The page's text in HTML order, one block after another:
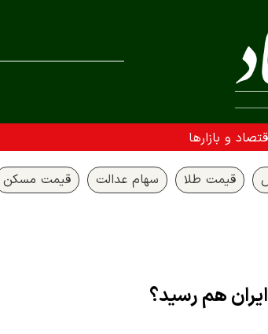
قیمت طلا سهام عدالت قیمت مسکن
هم رسید؟